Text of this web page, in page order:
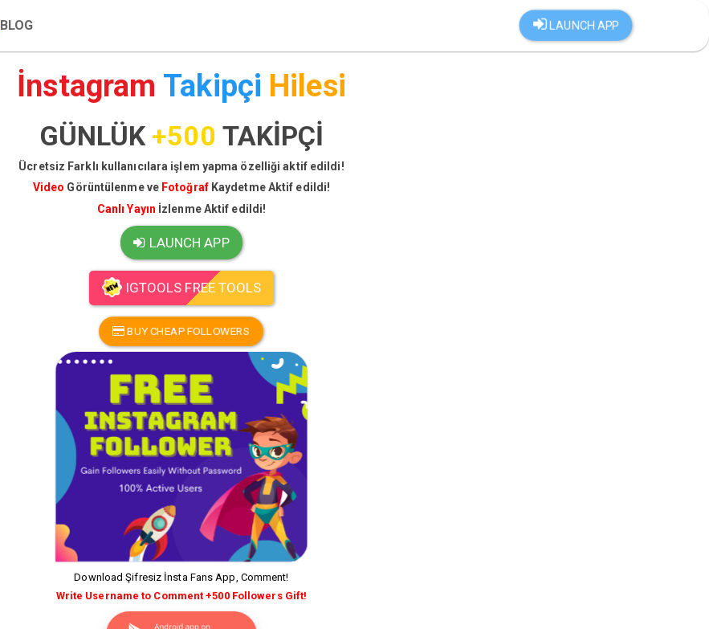
LAUNCH APP
BLOG
İnstagram Takipçi Hilesi
GÜNLÜK +500 TAKİPÇİ
Ücretsiz Farklı kullanıcılara işlem yapma özelliği aktif edildi!
Video Görüntülenme ve Fotoğraf Kaydetme Aktif edildi!
Canlı Yayın İzlenme Aktif edildi!
LAUNCH APP
IGTOOLS FREE TOOLS
BUY CHEAP FOLLOWERS
Download Şifresiz İnsta Fans App, Comment!
Write Username to Comment +500 Followers Gift!